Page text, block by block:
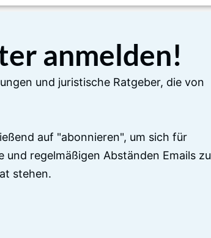
anmelden!
und juristische Ratgeber, die von
auf "abonnieren", um sich für
regelmäßigen Abständen Emails zu
stehen.